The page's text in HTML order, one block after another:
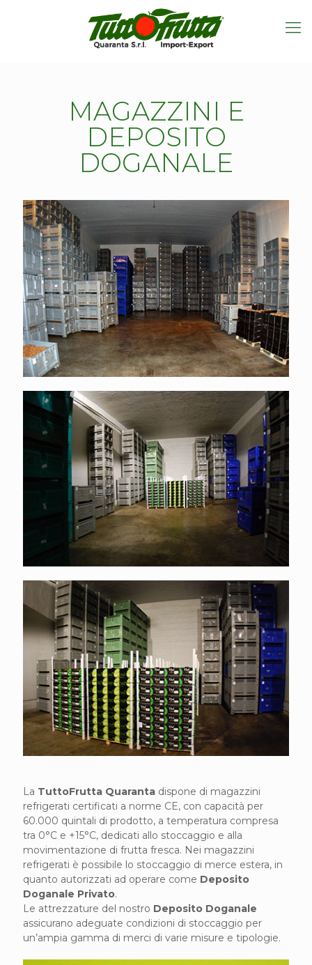
MAGAZZINI E
DEPOSITO
DOGANALE
La TuttoFrutta Quaranta dispone di magazzini
refrigerati certificati a norme CE, con capacità per
60.000 quintali di prodotto, a temperatura compresa
tra 0°C e +15°C, dedicati allo stoccaggio e alla
movimentazione di frutta fresca. Nei magazzini
refrigerati è possibile lo stoccaggio di merce estera, in
quanto autorizzati ad operare come Deposito
Doganale Privato.
Le attrezzature del nostro Deposito Doganale
assicurano adeguate condizioni di stoccaggio per
un’ampia gamma di merci di varie misure e tipologie.